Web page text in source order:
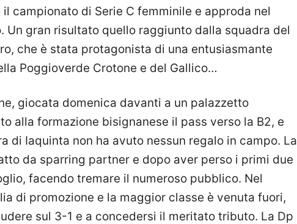
campionato di Serie C femminile e approda nel
Un gran risultato quello raggiunto dalla squadra del
che è stata protagonista di una entusiasmante
Poggioverde Crotone e del Gallico…
giocata domenica davanti a un palazzetto
alla formazione bisignanese il pass verso la B2, e
di Iaquinta non ha avuto nessun regalo in campo. La
da sparring partner e dopo aver perso i primi due
facendo tremare il numeroso pubblico. Nel
di promozione e la maggior classe è venuta fuori,
sul 3-1 e a concedersi il meritato tributo. La Dp